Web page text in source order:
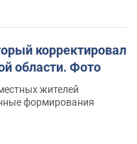
корректировал
области. Фото
жителей
формирования